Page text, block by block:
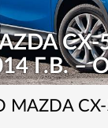
CX-
Г.В. –
MAZDA